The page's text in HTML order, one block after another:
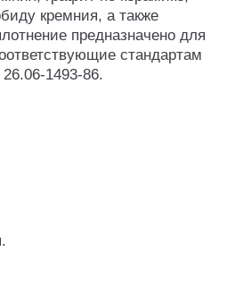
кремния, а также
предназначено для
стандартам
1493-86.